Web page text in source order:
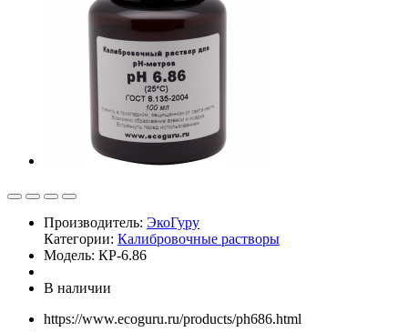
Производитель: ЭкоГуру
Категории: Калибровочные растворы
Модель: КР-6.86
В наличии
https://www.ecoguru.ru/products/ph686.html